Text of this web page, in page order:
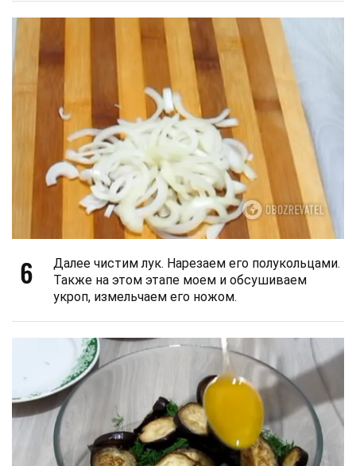
6
Далее чистим лук. Нарезаем его полукольцами.
Также на этом этапе моем и обсушиваем
укроп, измельчаем его ножом.